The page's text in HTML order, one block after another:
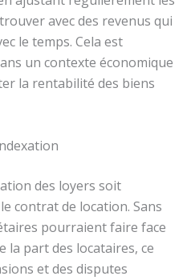
avec des revenus qui
le temps. Cela est
un contexte économique
la rentabilité des biens
des loyers soit
contrat de location. Sans
pourraient faire face
la part des locataires, ce
et des disputes